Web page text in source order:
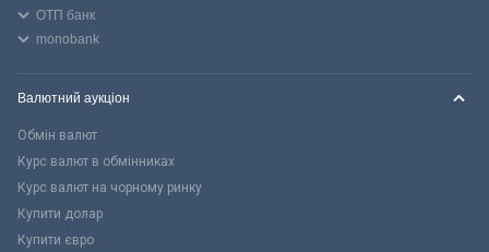
ОТП банк
monobank
Валютний аукціон
Обмін валют
Курс валют в обмінниках
Курс валют на чорному ринку
Купити долар
Купити євро